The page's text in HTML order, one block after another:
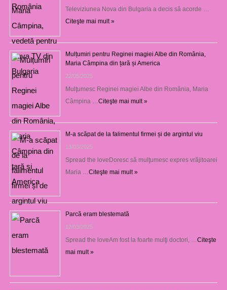
Televiziunea Nova din Bulgaria a decis să acorde …
Citeşte mai mult »
Mulțumiri pentru Reginei magiei Albe din România,
Maria Câmpina din țară și America
22/05/2025
Mulţumesc Reginei magiei Albe din România, Maria
Câmpina …Citeşte mai mult »
M-a scăpat de la falimentul firmei și de argintul viu
13/03/2025
Spread the loveDoresc să mulţumesc expres vrăjitoarei
Maria …Citeşte mai mult »
Parcă eram blestemată
12/03/2025
Spread the loveAm fost la foarte mulţi doctori, …Citeşte
mai mult »